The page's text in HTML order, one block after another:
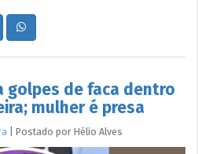
golpes de faca dentro
mulher é presa
Postado por Hélio Alves